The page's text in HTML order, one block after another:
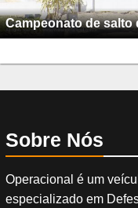
Campeonato de
Sobre Nós
Operacional é um
especializado em